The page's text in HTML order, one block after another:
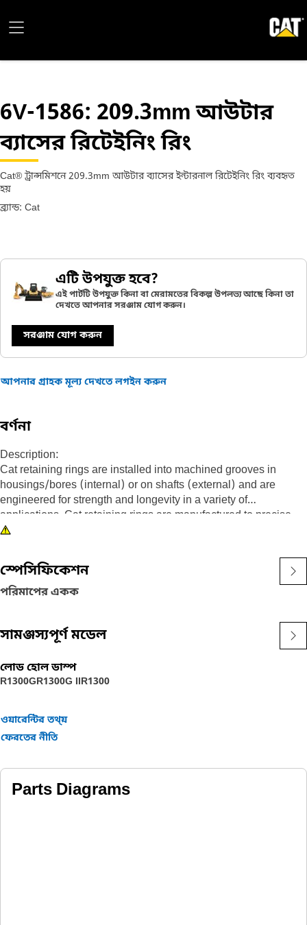
6V-1586: 209.3mm আউটার
ব্যাসের রিটেইনিং রিং
Cat® ট্রান্সমিশনে 209.3mm আউটার ব্যাসের ইন্টারনাল রিটেইনিং রিং ব্যবহৃত
হয়
ব্র্যান্ড: Cat
এটি উপযুক্ত হবে?
এই পার্টটি উপযুক্ত কিনা বা মেরামতের বিকল্প উপলভ্য আছে কিনা তা
দেখতে আপনার সরঞ্জাম যোগ করুন।
সরঞ্জাম যোগ করুন
আপনার গ্রাহক মূল্য দেখতে লগইন করুন
বর্ণনা
Description:
Cat retaining rings are installed into machined grooves in
housings/bores (internal) or on shafts (external) and are
engineered for strength and longevity in a variety of
applications. Cat retaining rings are manufactured to precise
specifications and are built for durability, reliability, and
get more done. Retaining rings meet or exceed, ANSI, ASTM
and DIN requirements. Assembled to a shaft or housing groove
to retain a component or assembly.
স্পেসিফিকেশন
পরিমাপের একক
সামঞ্জস্যপূর্ণ মডেল
লোড হোল ডাম্প
R1300GR1300G IIR1300
ওয়ারেন্টির তথ্য়
ফেরতের নীতি
Parts Diagrams